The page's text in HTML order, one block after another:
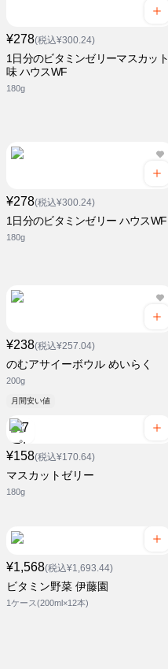
¥278(税込¥300.24)
1日分のビタミンゼリーマスカット
味 ハウスWF
180g
¥278(税込¥300.24)
1日分のビタミンゼリー ハウスWF
180g
¥238(税込¥257.04)
のむアサイーボウル めいらく
200g
月間安い値
¥158(税込¥170.64)
マスカットゼリー
180g
¥1,568(税込¥1,693.44)
ビタミン野菜 伊藤園
1ケース(200ml×12本)